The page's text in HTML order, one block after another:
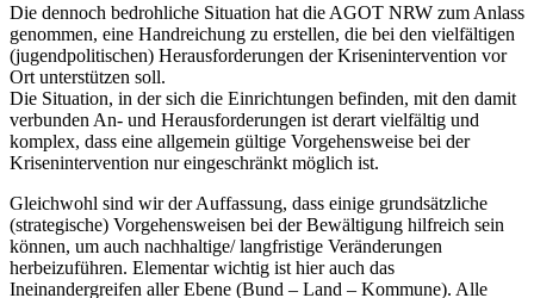
Die dennoch bedrohliche Situation hat die AGOT NRW zum Anlass
genommen, eine Handreichung zu erstellen, die bei den vielfältigen
(jugendpolitischen) Herausforderungen der Krisenintervention vor
Ort unterstützen soll.
Die Situation, in der sich die Einrichtungen befinden, mit den damit
verbunden An- und Herausforderungen ist derart vielfältig und
komplex, dass eine allgemein gültige Vorgehensweise bei der
Krisenintervention nur eingeschränkt möglich ist.
Gleichwohl sind wir der Auffassung, dass einige grundsätzliche
(strategische) Vorgehensweisen bei der Bewältigung hilfreich sein
können, um auch nachhaltige/ langfristige Veränderungen
herbeizuführen. Elementar wichtig ist hier auch das
Ineinandergreifen aller Ebene (Bund – Land – Kommune). Alle